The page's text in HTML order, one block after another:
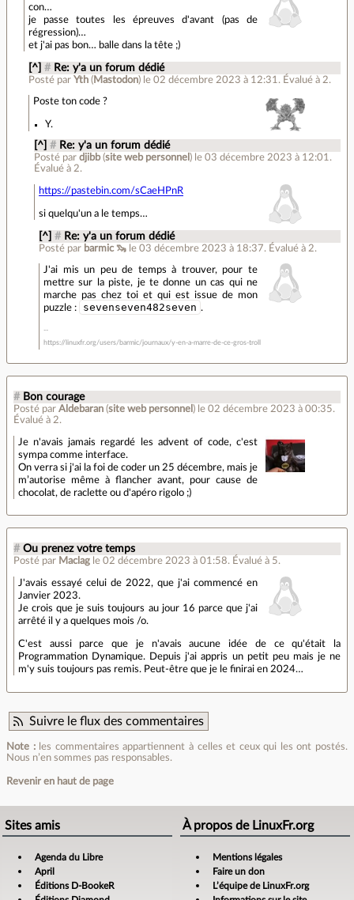
con…
je passe toutes les épreuves d'avant (pas de
régression)…
et j'ai pas bon… balle dans la tête ;)
[^] # Re: y'a un forum dédié
Posté parYth ( Mastodon) le 02 décembre 2023 à 12:31 . Évalué à 2.
Poste ton code ?
Y.
[^] # Re: y'a un forum dédié
Posté par djibb(site web personnel ) le 03 décembre 2023 à 12:01 .
Évalué à 2.
https://pastebin.com/sCaeHPnR
si quelqu'un a le temps…
[^] # Re: y'a un forum dédié
Posté par barmic 🦦 le 03 décembre 2023 à 18:37. Évalué à 2.
J'ai mis un peu de temps à trouver, pour te
mettre sur la piste, je te donne un cas qui ne
marche pas chez toi et qui est issue de mon
puzzle :
sevenseven482seven .
https://linuxfr.org/users/barmic/journaux/y-en-a-marre-de-ce-gros-troll
# Bon courage
Posté par Aldebaran (site web personnel ) le 02 décembre 2023 à 00:35.
Évalué à 2.
Je n'avais jamais regardé les advent of code, c'est
sympa comme interface.
On verra si j'ai la foi de coder un 25 décembre, mais je
m’autorise même à flancher avant, pour cause de
chocolat, de raclette ou d'apéro rigolo ;)
# Ou prenez votre temps
Posté par Maclag le 02 décembre 2023 à 01:58. Évalué à 5.
J'avais essayé celui de 2022, que j'ai commencé en
Janvier 2023.
Je crois que je suis toujours au jour 16 parce que j'ai
arrêté il y a quelques mois /o.
C'est aussi parce que je n'avais aucune idée de ce qu'était la
Programmation Dynamique. Depuis j'ai appris un petit peu mais je ne
m'y suis toujours pas remis. Peut-être que je le finirai en 2024…
Suivre le flux des commentaires
Note :les commentaires appartiennent à celles et ceux qui les ont postés.
Nous n’en sommes pas responsables.
Revenir en haut de page
Sites amis
Agenda du Libre
April
Éditions D-BookeR
À propos de LinuxFr.org
Mentions légales
Faire un don
L’équipe de LinuxFr.org